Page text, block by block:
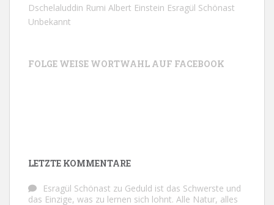
Dschelaluddin Rumi Albert Einstein Esragül Schönast
Unbekannt
FOLGE WEISE WORTWAHL AUF FACEBOOK
LETZTE KOMMENTARE
Esragül Schönast zu Geduld ist das Schwerste und
das Einzige, was zu lernen sich lohnt. Alle Natur, alles